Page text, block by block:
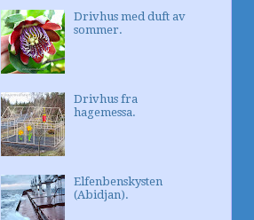
Drivhus med duft av
sommer.
Drivhus fra
hagemessa.
Elfenbenskysten
(Abidjan).